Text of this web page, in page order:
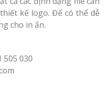
kế logo. Để có thể dễ
cho in ấn.
505 030